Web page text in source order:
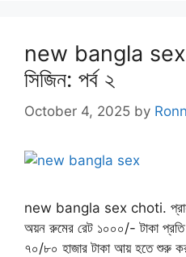
new bangla sex
সিজিন: পর্ব ২
October 4, 2025 by
new bangla sex choti.
অয়ন রুমের রেট ১০০০/- টাকা ‌প্রতি
৭০/৮০‌ হাজার টাকা আয় হতে শুরু